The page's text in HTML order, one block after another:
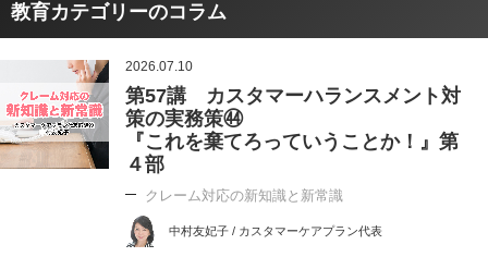
教育カテゴリーのコラム
2026.07.10
第57講 カスタマーハランスメント対
策の実務策㊹
『これを棄てろっていうことか！』第
４部
クレーム対応の新知識と新常識
中村友妃子 / カスタマーケアプラン代表